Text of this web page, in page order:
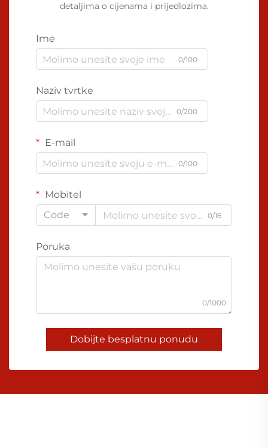
detaljima o cijenama i prijedlozima.
Ime
0/100
Naziv tvrtke
0/200
E-mail
0/100
Mobitel
Code
0/16
Poruka
0/1000
Dobijte besplatnu ponudu